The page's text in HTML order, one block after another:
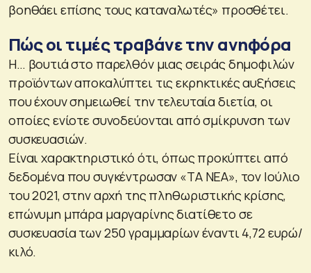
βοηθάει επίσης τους καταναλωτές» προσθέτει.
Πώς οι τιμές τραβάνε την ανηφόρα
Η… βουτιά στο παρελθόν μιας σειράς δημοφιλών
προϊόντων αποκαλύπτει τις εκρηκτικές αυξήσεις
που έχουν σημειωθεί την τελευταία διετία, οι
οποίες ενίοτε συνοδεύονται από σμίκρυνση των
συσκευασιών.
Είναι χαρακτηριστικό ότι, όπως προκύπτει από
δεδομένα που συγκέντρωσαν «ΤΑ ΝΕΑ», τον Ιούλιο
του 2021, στην αρχή της πληθωριστικής κρίσης,
επώνυμη μπάρα μαργαρίνης διατίθετο σε
συσκευασία των 250 γραμμαρίων έναντι 4,72 ευρώ/
κιλό.